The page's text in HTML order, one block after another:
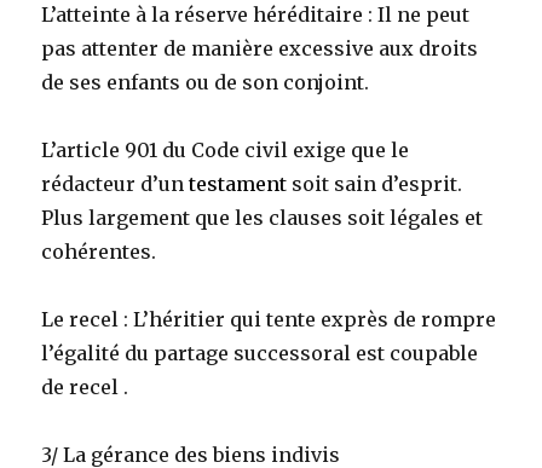
L’atteinte à la réserve héréditaire : Il ne peut
pas attenter de manière excessive aux droits
de ses enfants ou de son conjoint.
L’article 901 du Code civil exige que le
rédacteur d’untestament soit sain d’esprit.
Plus largement que les clauses soit légales et
cohérentes.
Le recel : L’héritier qui tente exprès de rompre
l’égalité du partage successoral est coupable
de recel .
3/ La gérance des biens indivis